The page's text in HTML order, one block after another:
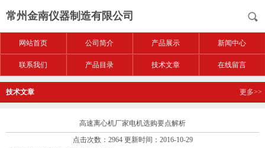
常州金南仪器制造有限公司
网站首页 公司简介 产品展示 新闻中心
联系我们 产品目录 技术文章 在线留言
技术文章 更多>>
高速离心机厂家电机选购要点解析
点击次数：2964 更新时间：2016-10-29